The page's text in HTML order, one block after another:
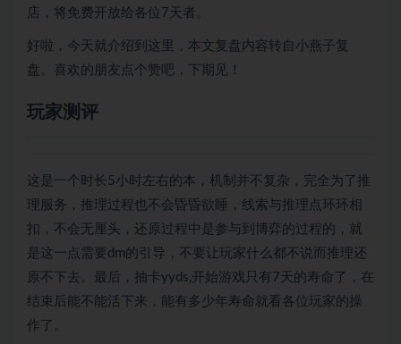
店，将免费开放给各位7天者。
好啦，今天就介绍到这里，本文复盘内容转自小燕子复
盘。喜欢的朋友点个赞吧，下期见！
玩家测评
这是一个时长5小时左右的本，机制并不复杂，完全为了推
理服务，推理过程也不会昏昏欲睡，线索与推理点环环相
扣，不会无厘头，还原过程中是参与到博弈的过程的，就
是这一点需要dm的引导，不要让玩家什么都不说而推理还
原不下去。最后，抽卡yyds,开始游戏只有7天的寿命了，在
结束后能不能活下来，能有多少年寿命就看各位玩家的操
作了。